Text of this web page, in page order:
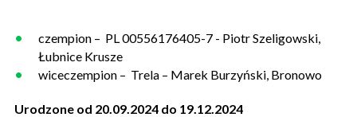
czempion – PL 00556176405-7 - Piotr Szeligowski,
Łubnice Krusze
wiceczempion – Trela – Marek Burzyński, Bronowo
Urodzone od 20.09.2024 do 19.12.2024